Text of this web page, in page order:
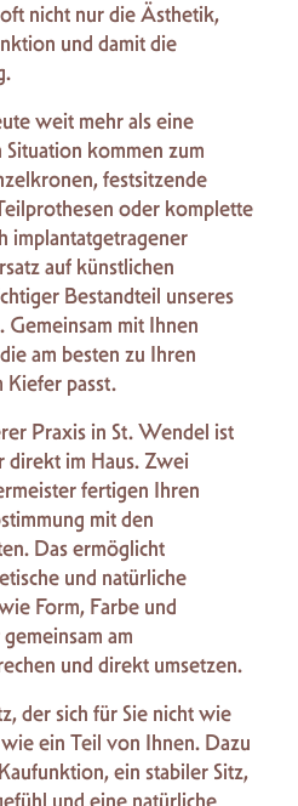
nicht nur die Ästhetik,
und damit die
weit mehr als eine
kommen zum
festsitzende
oder komplette
implantatgetragener
auf künstlichen
Bestandteil unseres
mit Ihnen
am besten zu Ihren
Kiefer passt.
Praxis in St. Wendel ist
direkt im Haus. Zwei
fertigen Ihren
mit den
Das ermöglicht
und natürliche
Form, Farbe und
am
und direkt umsetzen.
der sich für Sie nicht wie
ein Teil von Ihnen. Dazu
ein stabiler Sitz,